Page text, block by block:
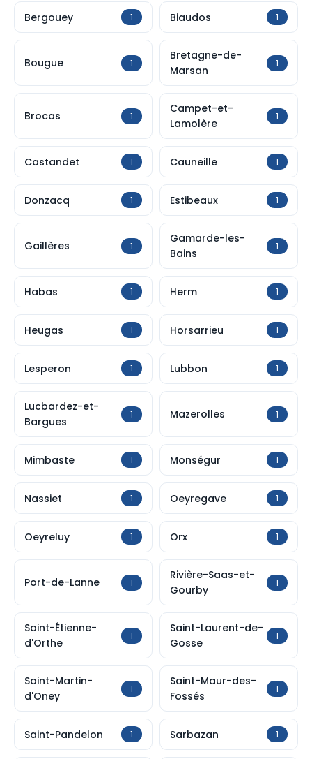
Bergouey 1 Biaudos 1
Bougue 1
Bretagne-de-
Marsan
1
Brocas 1
Campet-et-
Lamolère
1
Castandet 1 Cauneille 1
Donzacq 1 Estibeaux 1
Gaillères 1
Gamarde-les-
Bains
1
Habas 1 Herm 1
Heugas 1 Horsarrieu 1
Lesperon 1 Lubbon 1
Lucbardez-et-
Bargues
1 Mazerolles 1
Mimbaste 1 Monségur 1
Nassiet 1 Oeyregave 1
Oeyreluy 1 Orx 1
Port-de-Lanne 1
Rivière-Saas-et-
Gourby
1
Saint-Étienne-
d'Orthe
1
Saint-Laurent-de-
Gosse
1
Saint-Martin-
d'Oney
1
Saint-Maur-des-
Fossés
1
Saint-Pandelon 1 Sarbazan 1